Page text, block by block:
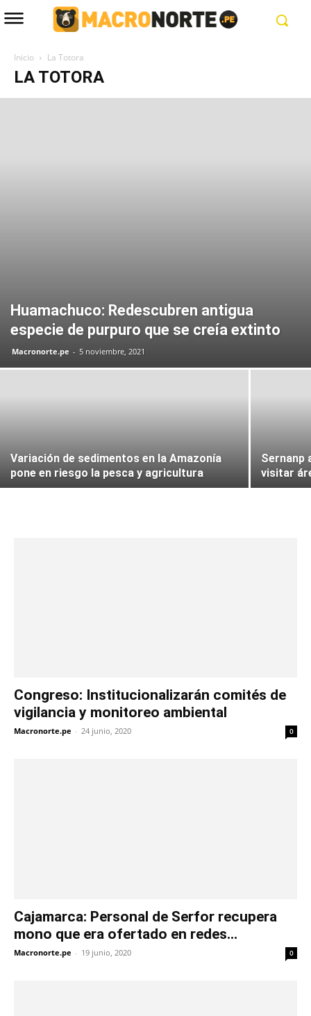
Inicio La Totora
LA TOTORA
Huamachuco: Redescubren antigua
especie de purpuro que se creía extinto
Macronorte.pe - 5 noviembre, 2021
Variación de sedimentos en la Amazonía
pone en riesgo la pesca y agricultura
Sernanp
visitar
Congreso: Institucionalizarán comités de
vigilancia y monitoreo ambiental
Macronorte.pe - 24 junio, 2020 0
Cajamarca: Personal de Serfor recupera
mono que era ofertado en redes...
Macronorte.pe - 19 junio, 2020 0